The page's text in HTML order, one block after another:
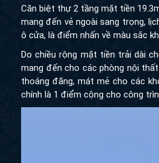
Căn biệt thự 2 tầng mặt tiền
mang đến vẻ ngoài sang trọng,
ô cửa, là điểm nhấn về màu sắc
Do chiều rộng mặt tiền trải dài
mang đến cho các phòng nội
thoáng đãng, mát mẻ cho các
chính là 1 điểm cộng cho công